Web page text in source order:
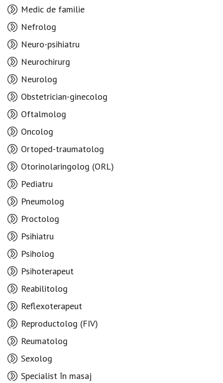
Medic de familie
Nefrolog
Neuro-psihiatru
Neurochirurg
Neurolog
Obstetrician-ginecolog
Oftalmolog
Oncolog
Ortoped-traumatolog
Otorinolaringolog (ORL)
Pediatru
Pneumolog
Proctolog
Psihiatru
Psiholog
Psihoterapeut
Reabilitolog
Reflexoterapeut
Reproductolog (FIV)
Reumatolog
Sexolog
Specialist în masaj